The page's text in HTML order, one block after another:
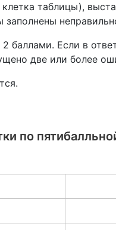
таблицы),
баллами. Если в
две или более
по